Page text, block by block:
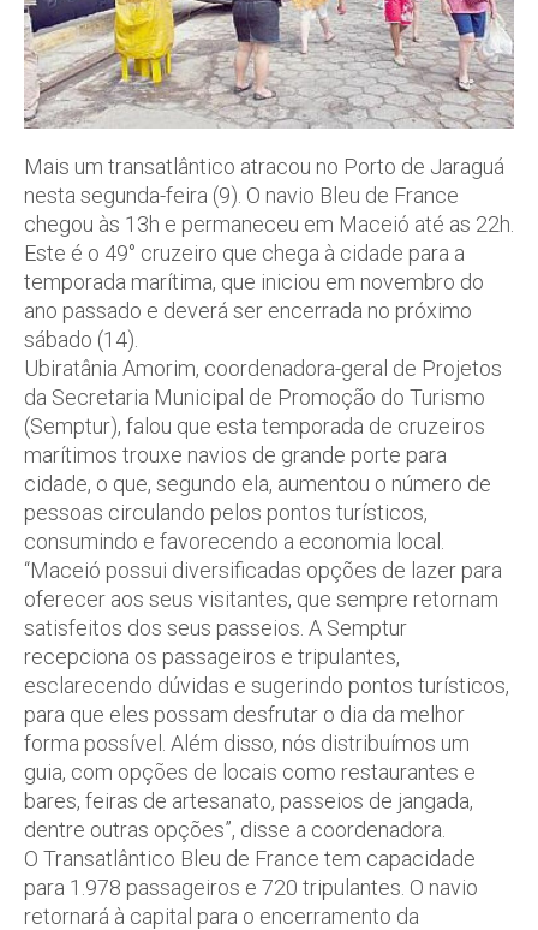
Mais um transatlântico atracou no Porto de Jaraguá
nesta segunda-feira (9). O navio Bleu de France
chegou às 13h e permaneceu em Maceió até as 22h.
Este é o 49° cruzeiro que chega à cidade para a
temporada marítima, que iniciou em novembro do
ano passado e deverá ser encerrada no próximo
sábado (14).
Ubiratânia Amorim, coordenadora-geral de Projetos
da Secretaria Municipal de Promoção do Turismo
(Semptur), falou que esta temporada de cruzeiros
marítimos trouxe navios de grande porte para
cidade, o que, segundo ela, aumentou o número de
pessoas circulando pelos pontos turísticos,
consumindo e favorecendo a economia local.
“Maceió possui diversificadas opções de lazer para
oferecer aos seus visitantes, que sempre retornam
satisfeitos dos seus passeios. A Semptur
recepciona os passageiros e tripulantes,
esclarecendo dúvidas e sugerindo pontos turísticos,
para que eles possam desfrutar o dia da melhor
forma possível. Além disso, nós distribuímos um
guia, com opções de locais como restaurantes e
bares, feiras de artesanato, passeios de jangada,
dentre outras opções”, disse a coordenadora.
O Transatlântico Bleu de France tem capacidade
para 1.978 passageiros e 720 tripulantes. O navio
retornará à capital para o encerramento da